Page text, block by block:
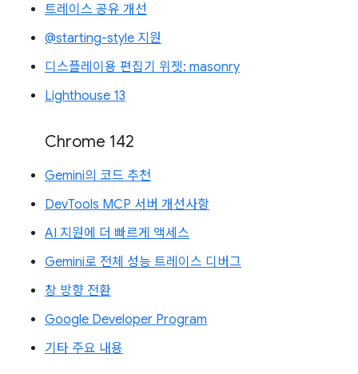
트레이스 공유 개선
@starting-style 지원
디스플레이용 편집기 위젯: masonry
Lighthouse 13
Chrome 142
Gemini의 코드 추천
DevTools MCP 서버 개선사항
AI 지원에 더 빠르게 액세스
Gemini로 전체 성능 트레이스 디버그
창 방향 전환
Google Developer Program
기타 주요 내용